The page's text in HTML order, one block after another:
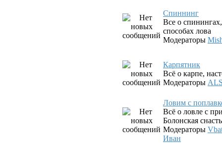
Спиннинг
Все о
способах лова
Модераторы
Карпятник
Всё о карпе,
Модераторы
Ловим с
Всё о ловле с
Болонская
Модераторы
Иван